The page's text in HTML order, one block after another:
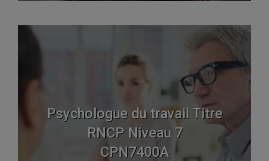
Psychologue du travail Titre
RNCP Niveau 7
CPN7400A